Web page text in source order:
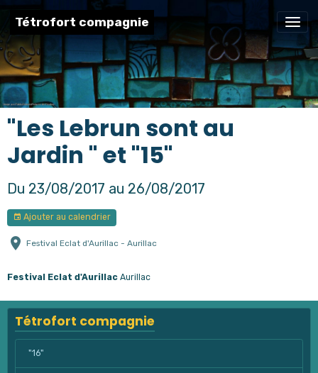
Tétrofort compagnie
"Les Lebrun sont au
Jardin " et "15"
Du 23/08/2017 au 26/08/2017
Ajouter au calendrier
Festival Eclat d'Aurillac - Aurillac
Festival Eclat d'Aurillac Aurillac
Tétrofort compagnie
"16"